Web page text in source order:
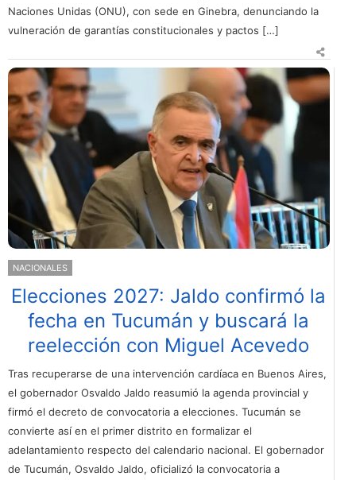
Naciones Unidas (ONU), con sede en Ginebra, denunciando la
vulneración de garantías constitucionales y pactos […]
NACIONALES
Elecciones 2027: Jaldo confirmó la
fecha en Tucumán y buscará la
reelección con Miguel Acevedo
Tras recuperarse de una intervención cardíaca en Buenos Aires,
el gobernador Osvaldo Jaldo reasumió la agenda provincial y
firmó el decreto de convocatoria a elecciones. Tucumán se
convierte así en el primer distrito en formalizar el
adelantamiento respecto del calendario nacional. El gobernador
de Tucumán, Osvaldo Jaldo, oficializó la convocatoria a